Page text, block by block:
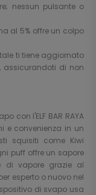
nessun pulsante o
al 5% offre un colpo
ti tiene aggiornato
assicurandoti di non
con l'ELF BAR RAYA
e convenienza in un
squisiti come Kiwi
puff offre un sapore
di vapore grazie al
esperto o nuovo nel
di svapo usa